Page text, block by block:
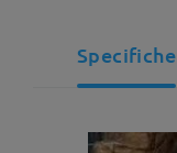
Specifiche